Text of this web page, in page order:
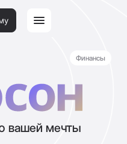
вашей мечты
Финансы